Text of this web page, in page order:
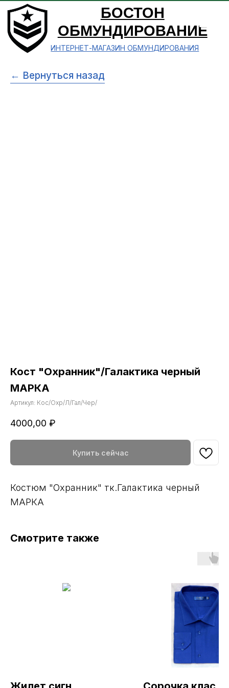
БОСТОН
ОБМУНДИРОВАНИЕ
ИНТЕРНЕТ-МАГАЗИН ОБМУНДИРОВАНИЯ
← Вернуться назад
Кост "Охранник"/Галактика черный
МАРКА
Артикул: Кос/Охр/Л/Гал/Чер/
4000,00 ₽
Купить сейчас
Костюм "Охранник" тк.Галактика черный
МАРКА
Смотрите также